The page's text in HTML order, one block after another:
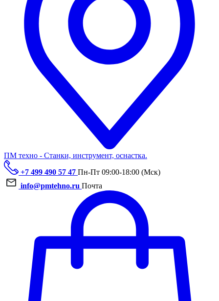
ПМ техно - Станки, инструмент, оснастка.
+7 499 490 57 47 Пн-Пт 09:00-18:00 (Мск)
info@pmtehno.ru Почта